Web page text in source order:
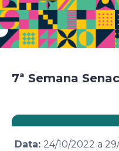
7ª Semana
Data: 24/10/2022 a